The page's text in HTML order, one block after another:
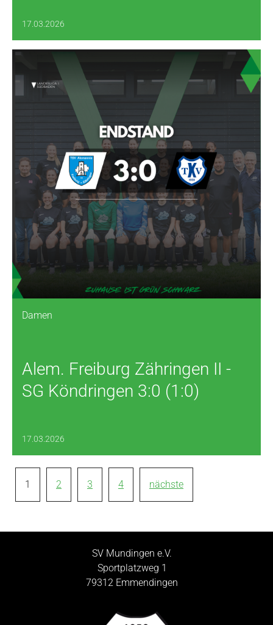
17.03.2026
Damen
Alem. Freiburg Zähringen II -
SG Köndringen 3:0 (1:0)
17.03.2026
1 2 3 4 nächste
SV Mundingen e.V.
Sportplatzweg 1
79312 Emmendingen